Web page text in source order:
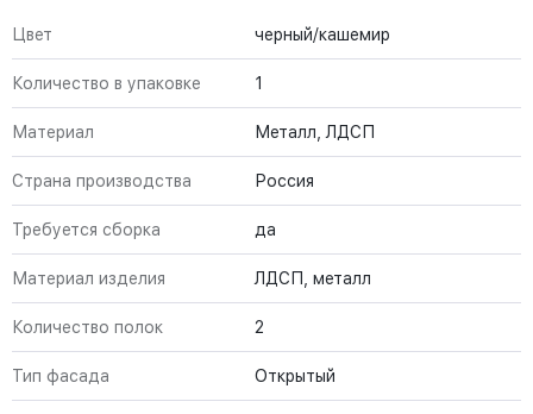
Цвет черный/кашемир
Количество в упаковке 1
Материал Металл, ЛДСП
Страна производства Россия
Требуется сборка да
Материал изделия ЛДСП, металл
Количество полок 2
Тип фасада Открытый